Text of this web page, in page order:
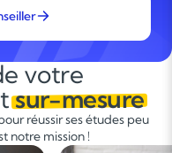
votre
sur-mesure
réussir ses études peu
notre mission !